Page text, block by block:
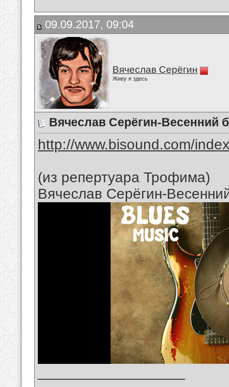
09.09.2017, 09:04
Вячеслав Серёгин
Живу я здесь
Вячеслав Серёгин-Весенний
http://www.bisound.com/
(из репертуара Трофима)
Вячеслав Серёгин-